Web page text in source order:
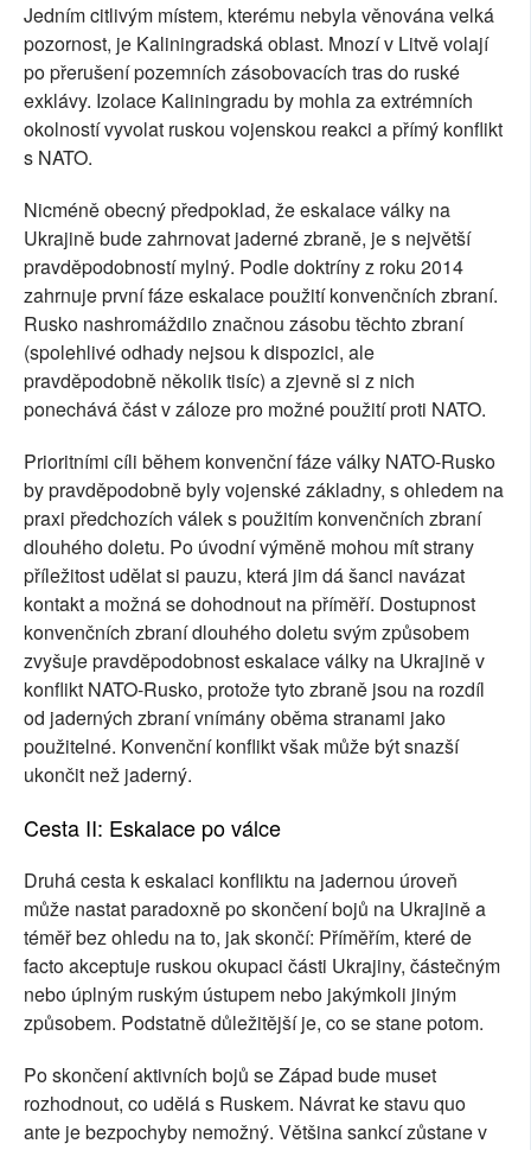
Jedním citlivým místem, kterému nebyla věnována velká
pozornost, je Kaliningradská oblast. Mnozí v Litvě volají
po přerušení pozemních zásobovacích tras do ruské
exklávy. Izolace Kaliningradu by mohla za extrémních
okolností vyvolat ruskou vojenskou reakci a přímý konflikt
s NATO.
Nicméně obecný předpoklad, že eskalace války na
Ukrajině bude zahrnovat jaderné zbraně, je s největší
pravděpodobností mylný. Podle doktríny z roku 2014
zahrnuje první fáze eskalace použití konvenčních zbraní.
Rusko nashromáždilo značnou zásobu těchto zbraní
(spolehlivé odhady nejsou k dispozici, ale
pravděpodobně několik tisíc) a zjevně si z nich
ponechává část v záloze pro možné použití proti NATO.
Prioritními cíli během konvenční fáze války NATO-Rusko
by pravděpodobně byly vojenské základny, s ohledem na
praxi předchozích válek s použitím konvenčních zbraní
dlouhého doletu. Po úvodní výměně mohou mít strany
příležitost udělat si pauzu, která jim dá šanci navázat
kontakt a možná se dohodnout na příměří. Dostupnost
konvenčních zbraní dlouhého doletu svým způsobem
zvyšuje pravděpodobnost eskalace války na Ukrajině v
konflikt NATO-Rusko, protože tyto zbraně jsou na rozdíl
od jaderných zbraní vnímány oběma stranami jako
použitelné. Konvenční konflikt však může být snazší
ukončit než jaderný.
Cesta II: Eskalace po válce
Druhá cesta k eskalaci konfliktu na jadernou úroveň
může nastat paradoxně po skončení bojů na Ukrajině a
téměř bez ohledu na to, jak skončí: Příměřím, které de
facto akceptuje ruskou okupaci části Ukrajiny, částečným
nebo úplným ruským ústupem nebo jakýmkoli jiným
způsobem. Podstatně důležitější je, co se stane potom.
Po skončení aktivních bojů se Západ bude muset
rozhodnout, co udělá s Ruskem. Návrat ke stavu quo
ante je bezpochyby nemožný. Většina sankcí zůstane v